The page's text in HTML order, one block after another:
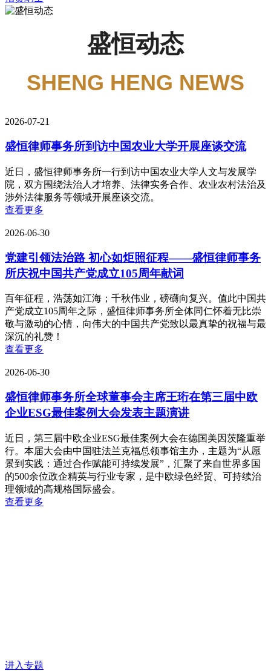
盛恒动态
SHENG HENG NEWS
2026-07-21
盛恒律师事务所到访中国农业大学开展座谈交流
近日，盛恒律师事务所一行到访中国农业大学人文与发展学
院，双方围绕法治人才培养、法律实务合作、农业农村法治及
涉外法律服务等领域开展座谈交流。
查看更多
2026-06-30
党建引领法治路 初心如炬照征程——盛恒律师事务
所庆祝中国共产党成立105周年献词
百年征程，浩荡如江海；千秋伟业，磅礴向复兴。值此中国共
产党成立105周年之际，盛恒律师事务所全体同仁怀着无比崇
敬与激动的心情，向伟大的中国共产党致以最真挚的祝福与最
深沉的礼赞！
查看更多
2026-06-30
盛恒律师事务所全球董事会主席王珩在第三届中欧
企业ESG最佳案例大会发表主题演讲
近日，第三届中欧企业ESG最佳案例大会在德国美因茨隆重举
行。本届大会由中国驻法兰克福总领事馆主办，主题为“从愿
景到实践：通过合作赋能可持续发展”，汇聚了来自世界多国
的500余位政企精英与行业专家，是中欧绿色经贸、可持续治
理领域的高规格国际盛会。
查看更多
进入专题